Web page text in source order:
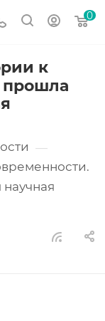
0
к
прошла
—